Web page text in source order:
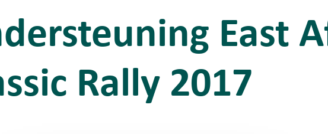
East
Rally 2017